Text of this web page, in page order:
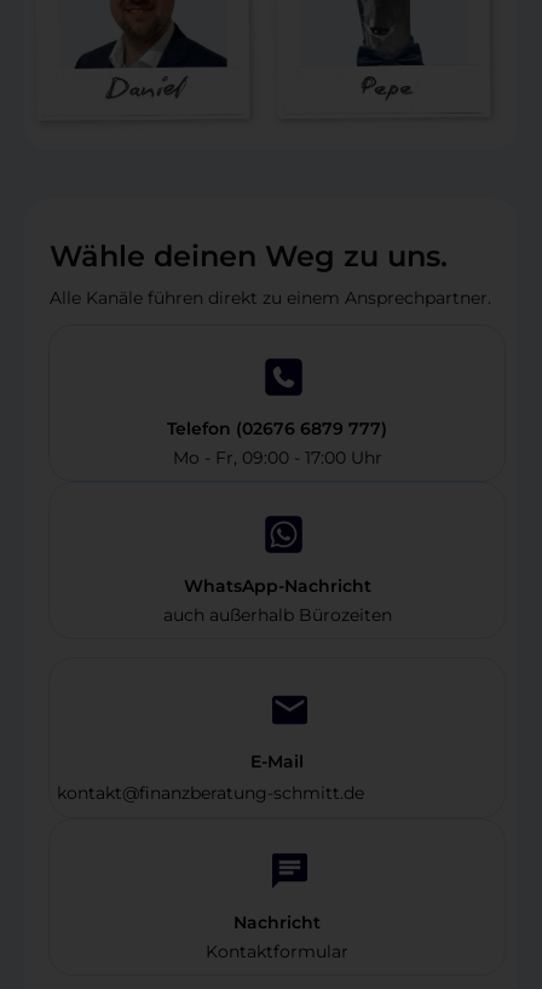
Wähle deinen Weg zu uns.
Alle Kanäle führen direkt zu einem Ansprechpartner.
Telefon (02676 6879 777)
Mo - Fr, 09:00 - 17:00 Uhr
WhatsApp-Nachricht
auch außerhalb Bürozeiten
E-Mail
kontakt@finanzberatung-schmitt.de
Nachricht
Kontaktformular